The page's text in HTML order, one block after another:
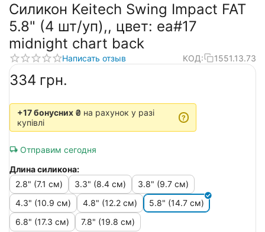
Силикон Keitech Swing Impact FAT
5.8" (4 шт/уп),, цвет: ea#17
midnight chart back
Написать отзыв КОД: 1551.13.73
‍334‍ грн.
+17 бонусних ₴ на рахунок у разі
купівлі
?
Отправим сегодня
Длина силикона:
2.8" (7.1 см)
3.3" (8.4 см)
3.8" (9.7 см)
4.3" (10.9 см)
4.8" (12.2 см)
5.8" (14.7 см)
6.8" (17.3 см)
7.8" (19.8 см)